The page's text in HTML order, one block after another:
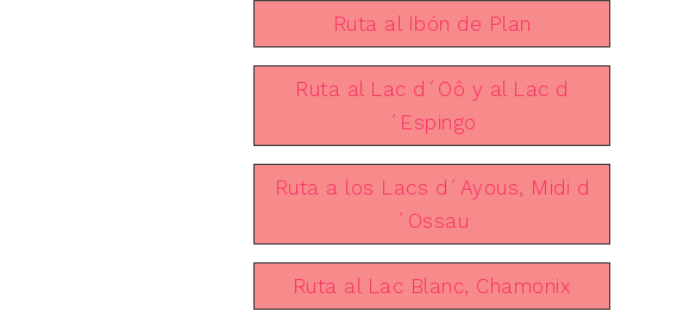
Ruta al Ibón de Plan
Ruta al Lac d´Oô y al Lac d
´Espingo
Ruta a los Lacs d´Ayous, Midi d
´Ossau
Ruta al Lac Blanc, Chamonix